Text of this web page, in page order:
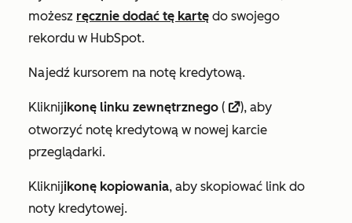
możesz ręcznie dodać tę kartę do swojego
rekordu w HubSpot.
Najedź kursorem na notę kredytową.
Kliknijikonę linku zewnętrznego ( externalLink), aby
otworzyć notę kredytową w nowej karcie
przeglądarki.
Kliknijikonę kopiowania, aby skopiować link do
noty kredytowej.